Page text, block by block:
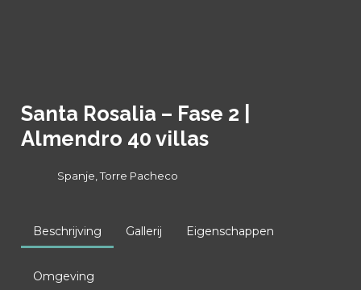
Santa Rosalia – Fase 2 |
Almendro 40 villas
Spanje, Torre Pacheco
Beschrijving Gallerij Eigenschappen
Omgeving